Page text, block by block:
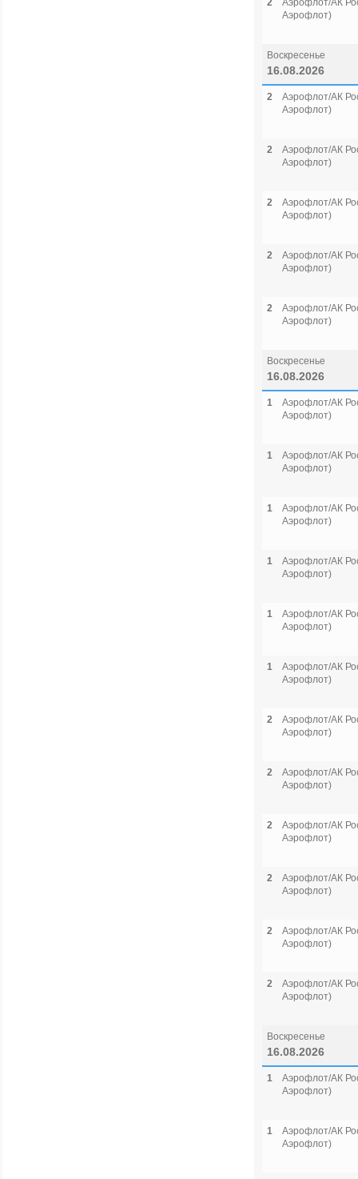
2
Аэрофлот/АК
Аэрофлот)
Воскресенье
16.08.2026
2
Аэрофлот/АК
Аэрофлот)
2
Аэрофлот/АК
Аэрофлот)
2
Аэрофлот/АК
Аэрофлот)
2
Аэрофлот/АК
Аэрофлот)
2
Аэрофлот/АК
Аэрофлот)
Воскресенье
16.08.2026
1
Аэрофлот/АК
Аэрофлот)
1
Аэрофлот/АК
Аэрофлот)
1
Аэрофлот/АК
Аэрофлот)
1
Аэрофлот/АК
Аэрофлот)
1
Аэрофлот/АК
Аэрофлот)
1
Аэрофлот/АК
Аэрофлот)
2
Аэрофлот/АК
Аэрофлот)
2
Аэрофлот/АК
Аэрофлот)
2
Аэрофлот/АК
Аэрофлот)
2
Аэрофлот/АК
Аэрофлот)
2
Аэрофлот/АК
Аэрофлот)
2
Аэрофлот/АК
Аэрофлот)
Воскресенье
16.08.2026
1
Аэрофлот/АК
Аэрофлот)
1
Аэрофлот/АК
Аэрофлот)